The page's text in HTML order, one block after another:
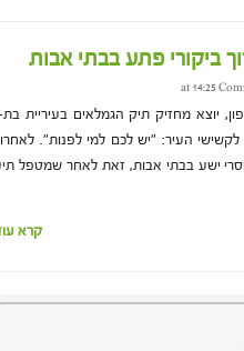
ביקורי פתע בבתי אבות
יוצא מחזיק תיק הגמלאים בעיריית
העיר: "יש לכם למי לפנות".
ישע בבתי אבות, זאת לאחר שמטפל
קרא